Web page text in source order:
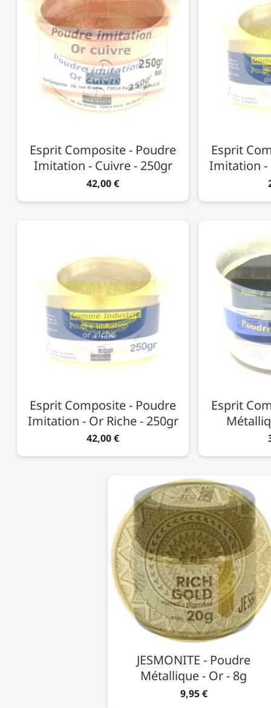
Esprit Composite - Poudre
Imitation - Cuivre - 250gr
42,00 €
Esprit
Imitation -
Esprit Composite - Poudre
Imitation - Or Riche - 250gr
42,00 €
Esprit
JESMONITE - Poudre
Métallique - Or - 8g
9,95 €